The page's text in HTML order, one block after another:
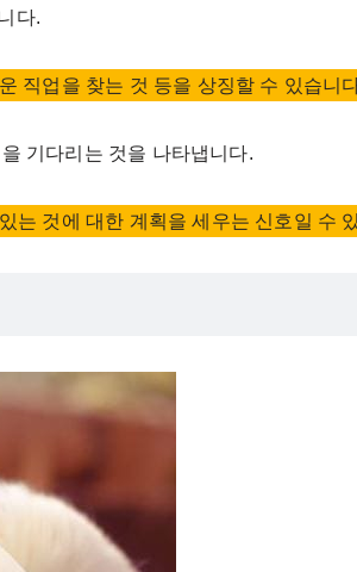
다.
직업을 찾는 것 등을 상징할 수 있습니
기다리는 것을 나타냅니다.
는 것에 대한 계획을 세우는 신호일 수